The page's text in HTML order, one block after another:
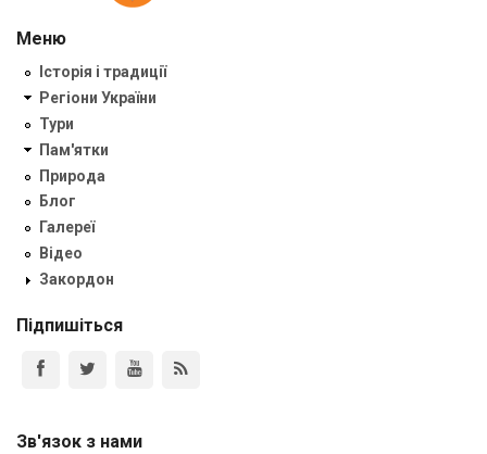
Меню
Історія і традиції
Регіони України
Тури
Пам'ятки
Природа
Блог
Галереї
Відео
Закордон
Підпишіться
Зв'язок з нами